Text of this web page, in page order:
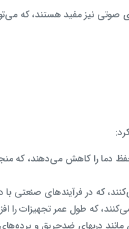
صوتی نیز مفید هستند، که
دما را کاهش می‌دهند، که
که در فرآیندهای صنعتی با
که طول عمر تجهیزات را
دربهای ضدحریق و